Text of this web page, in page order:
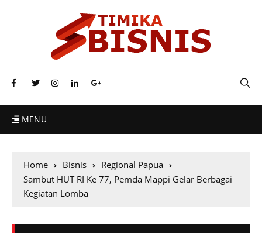
MENU
Home Bisnis
Regional Papua
Sambut HUT RI Ke 77, Pemda Mappi Gelar Berbagai
Kegiatan Lomba